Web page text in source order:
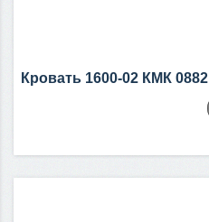
Кровать 1600-02 КМК 0882